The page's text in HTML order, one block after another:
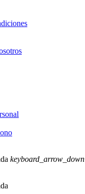
keyboard_arrow_down